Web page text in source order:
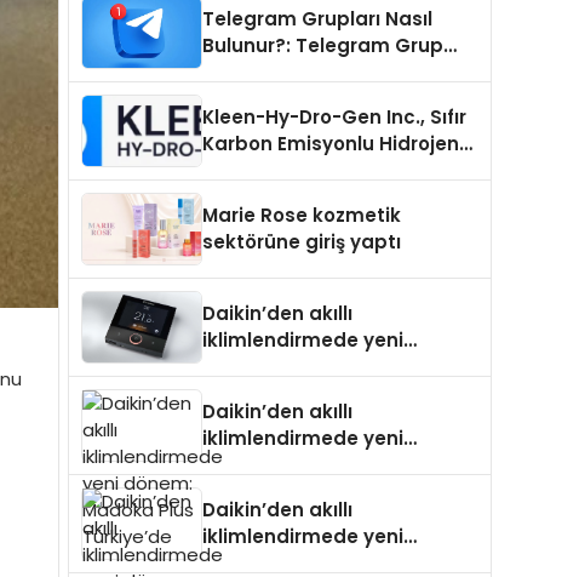
Telegram Grupları Nasıl
Bulunur?: Telegram Grup
Kleen-Hy-Dro-Gen Inc., Sıfır
Karbon Emisyonlu Hidrojen
Aldı
Marie Rose kozmetik
sektörüne giriş yaptı
Daikin’den akıllı
iklimlendirmede yeni
Daikin’den akıllı
iklimlendirmede yeni
dönem: Madoka Plus
Daikin’den akıllı
iklimlendirmede yeni
dönem: Madoka Plus